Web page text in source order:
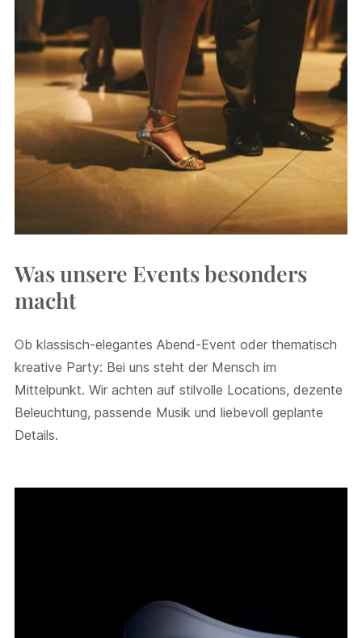
Was unsere Events besonders
macht
Ob klassisch-elegantes Abend-Event oder thematisch
kreative Party: Bei uns steht der Mensch im
Mittelpunkt. Wir achten auf stilvolle Locations, dezente
Beleuchtung, passende Musik und liebevoll geplante
Details.